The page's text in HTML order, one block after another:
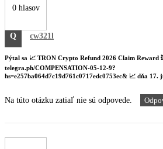
0 hlasov
Q cw321l
Pýtal sa 📈 TRON Crypto Refund 2026 Claim Reward
telegra.ph/COMPENSATION-05-12-9?
hs=e257ba064d7c19d761c0717edc0753ec& 📈 dňa 17.
Na túto otázku zatiaľ nie sú odpovede.